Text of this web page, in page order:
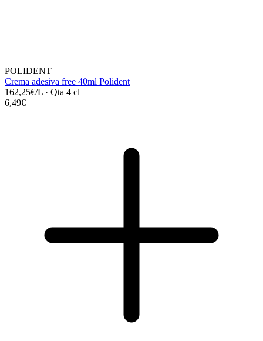
POLIDENT
Crema adesiva free 40ml Polident
162,25€/L · Qta 4 cl
6,49€